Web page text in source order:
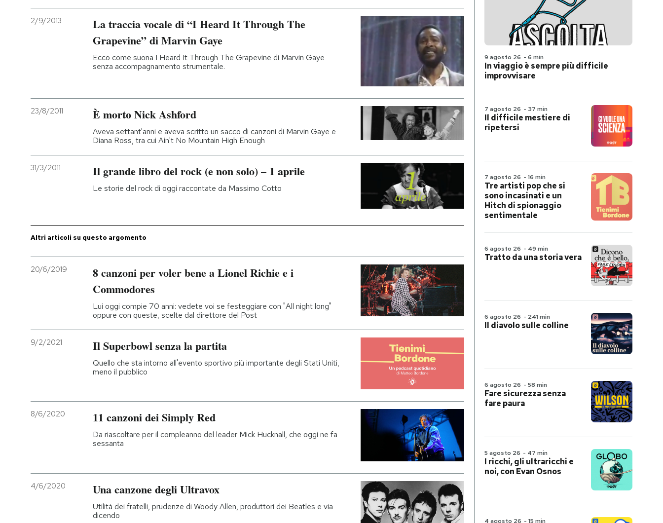
2/9/2013
La traccia vocale di “I Heard It Through The
Grapevine” di Marvin Gaye
Ecco come suona I Heard It Through The Grapevine di Marvin Gaye
senza accompagnamento strumentale.
23/8/2011 È morto Nick Ashford
Aveva settant'anni e aveva scritto un sacco di canzoni di Marvin Gaye e
Diana Ross, tra cui Ain't No Mountain High Enough
31/3/2011 Il grande libro del rock (e non solo) – 1 aprile
Le storie del rock di oggi raccontate da Massimo Cotto
Altri articoli su questo argomento
20/6/2019
8 canzoni per voler bene a Lionel Richie e i
Commodores
Lui oggi compie 70 anni: vedete voi se festeggiare con "All night long"
oppure con queste, scelte dal direttore del Post
9/2/2021 Il Superbowl senza la partita
Quello che sta intorno all'evento sportivo più importante degli Stati Uniti,
meno il pubblico
8/6/2020 11 canzoni dei Simply Red
Da riascoltare per il compleanno del leader Mick Hucknall, che oggi ne fa
sessanta
4/6/2020 Una canzone degli Ultravox
Utilità dei fratelli, prudenze di Woody Allen, produttori dei Beatles e via
dicendo
9 agosto 26 - 6 min
In viaggio è sempre più difficile
improvvisare
7 agosto 26 - 37 min
Il difficile mestiere di
ripetersi
7 agosto 26 - 16 min
Tre artisti pop che si
sono incasinati e un
Hitch di spionaggio
sentimentale
6 agosto 26 - 49 min
Tratto da una storia vera
6 agosto 26 - 241 min
Il diavolo sulle colline
6 agosto 26 - 58 min
Fare sicurezza senza
fare paura
5 agosto 26 - 47 min
I ricchi, gli ultraricchi e
noi, con Evan Osnos
4 agosto 26 - 15 min